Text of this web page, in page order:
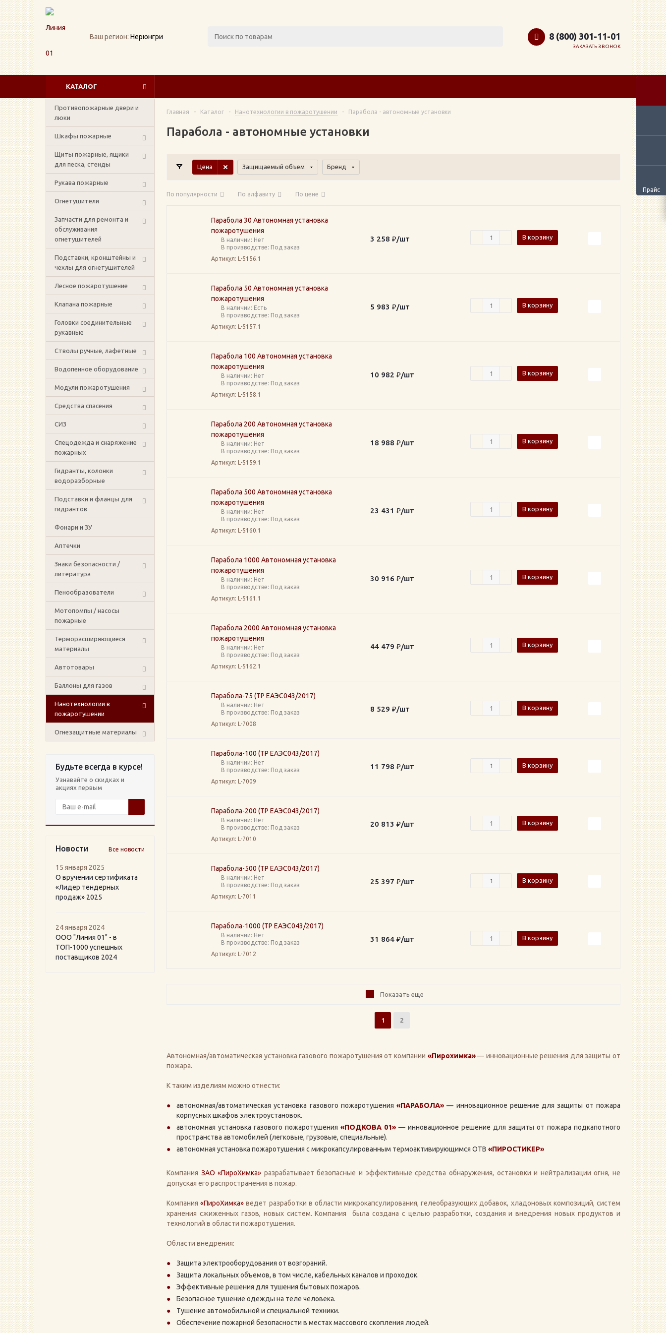
Ваш регион: Нерюнгри
Прайс
8 (800) 301-11-01
ЗАКАЗАТЬ ЗВОНОК
КАТАЛОГ
Противопожарные двери и
люки
Шкафы пожарные
Щиты пожарные, ящики
для песка, стенды
Рукава пожарные
Огнетушители
Запчасти для ремонта и
обслуживания
огнетушителей
Подставки, кронштейны и
чехлы для огнетушителей
Лесное пожаротушение
Клапана пожарные
Головки соединительные
рукавные
Стволы ручные, лафетные
Водопенное оборудование
Модули пожаротушения
Средства спасения
СИЗ
Спецодежда и снаряжение
пожарных
Гидранты, колонки
водоразборные
Подставки и фланцы для
гидрантов
Фонари и ЗУ
Аптечки
Знаки безопасности /
литература
Пенообразователи
Мотопомпы / насосы
пожарные
Терморасширяющиеся
материалы
Автотовары
Баллоны для газов
Нанотехнологии в
пожаротушении
Огнезащитные материалы
Будьте всегда в курсе!
Узнавайте о скидках и
акциях первым
Новости Все новости
15 января 2025
О вручении сертификата
«Лидер тендерных
продаж» 2025
24 января 2024
ООО "Линия 01" - в
ТОП-1000 успешных
поставщиков 2024
Главная - Каталог - Нанотехнологии в пожаротушении - Парабола - автономные установки
Парабола - автономные установки
Цена Защищаемый объем Бренд
По популярности По алфавиту По цене
Парабола 30 Автономная установка
пожаротушения
В наличии: Нет
В производстве: Под заказ
Артикул: L-5156.1
3 258 ₽/шт В корзину
Парабола 50 Автономная установка
пожаротушения
В наличии: Eсть
В производстве: Под заказ
Артикул: L-5157.1
5 983 ₽/шт В корзину
Парабола 100 Автономная установка
пожаротушения
В наличии: Нет
В производстве: Под заказ
Артикул: L-5158.1
10 982 ₽/шт В корзину
Парабола 200 Автономная установка
пожаротушения
В наличии: Нет
В производстве: Под заказ
Артикул: L-5159.1
18 988 ₽/шт В корзину
Парабола 500 Автономная установка
пожаротушения
В наличии: Нет
В производстве: Под заказ
Артикул: L-5160.1
23 431 ₽/шт В корзину
Парабола 1000 Автономная установка
пожаротушения
В наличии: Нет
В производстве: Под заказ
Артикул: L-5161.1
30 916 ₽/шт В корзину
Парабола 2000 Автономная установка
пожаротушения
В наличии: Нет
В производстве: Под заказ
Артикул: L-5162.1
44 479 ₽/шт В корзину
Парабола-75 (ТР ЕАЭС043/2017)
В наличии: Нет
В производстве: Под заказ
Артикул: L-7008
8 529 ₽/шт В корзину
Парабола-100 (ТР ЕАЭС043/2017)
В наличии: Нет
В производстве: Под заказ
Артикул: L-7009
11 798 ₽/шт В корзину
Парабола-200 (ТР ЕАЭС043/2017)
В наличии: Нет
В производстве: Под заказ
Артикул: L-7010
20 813 ₽/шт В корзину
Парабола-500 (ТР ЕАЭС043/2017)
В наличии: Нет
В производстве: Под заказ
Артикул: L-7011
25 397 ₽/шт В корзину
Парабола-1000 (ТР ЕАЭС043/2017)
В наличии: Нет
В производстве: Под заказ
Артикул: L-7012
31 864 ₽/шт В корзину
Показать еще
1 2
Автономная/автоматическая установка газового пожаротушения от компании «Пирохимка»— инновационные решения для защиты от
пожара.
К таким изделиям можно отнести:
автономная/автоматическая установка газового пожаротушения«ПАРАБОЛА» — инновационное решение для защиты от пожара
корпусных шкафов электроустановок.
автономная установка газового пожаротушения «ПОДКОВА 01» — инновационное решение для защиты от пожара подкапотного
пространства автомобилей (легковые, грузовые, специальные).
автономная установка пожаротушения с микрокапсулированным термоактивирующимся ОТВ «ПИРОСТИКЕР»
Компания ЗАО«ПироХимка» разрабатывает безопасные и эффективные средства обнаружения, остановки и нейтрализации огня, не
допуская его распространения в пожар.
Компания«ПироХимка» ведет разработки в области микрокапсулирования, гелеобразующих добавок, хладоновых композиций, систем
хранения сжиженных газов, новых систем. Компания была создана с целью разработки, создания и внедрения новых продуктов и
технологий в области пожаротушения.
Области внедрения:
Защита электрооборудования от возгораний.
Защита локальных объемов, в том числе, кабельных каналов и проходок.
Эффективные решения для тушения бытовых пожаров.
Безопасное тушение одежды на теле человека.
Тушение автомобильной и специальной техники.
Обеспечение пожарной безопасности в местах массового скопления людей.